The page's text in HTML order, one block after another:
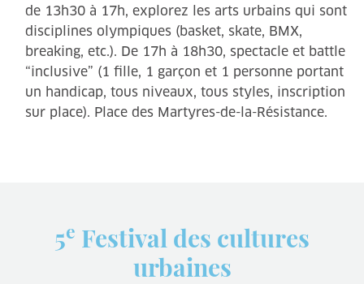
de 13h30 à 17h, explorez les arts urbains qui sont
disciplines olympiques (basket, skate, BMX,
breaking, etc.). De 17h à 18h30, spectacle et battle
“inclusive” (1 fille, 1 garçon et 1 personne portant
un handicap, tous niveaux, tous styles, inscription
sur place). Place des Martyres-de-la-Résistance.
5e Festival des cultures
urbaines